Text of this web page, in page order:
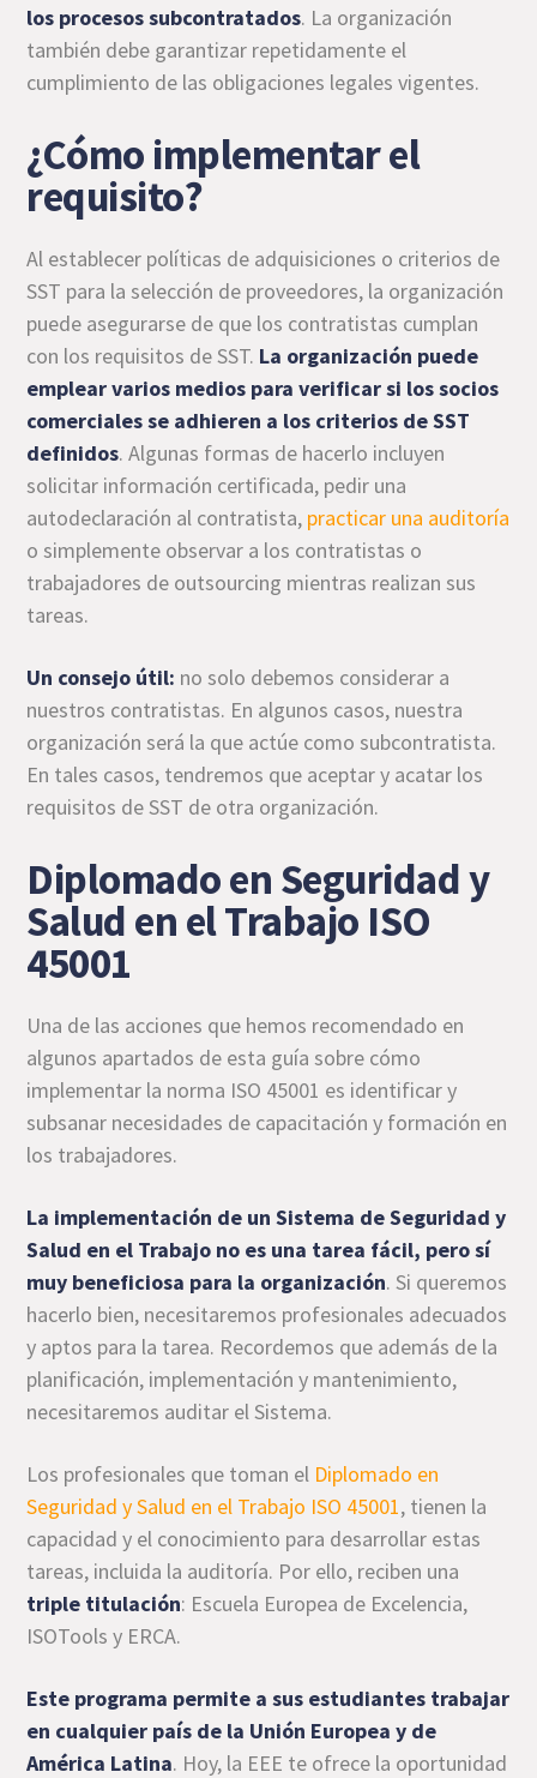
los procesos subcontratados. La organización
también debe garantizar repetidamente el
cumplimiento de las obligaciones legales vigentes.
¿Cómo implementar el
requisito?
Al establecer políticas de adquisiciones o criterios de
SST para la selección de proveedores, la organización
puede asegurarse de que los contratistas cumplan
con los requisitos de SST. La organización puede
emplear varios medios para verificar si los socios
comerciales se adhieren a los criterios de SST
definidos. Algunas formas de hacerlo incluyen
solicitar información certificada, pedir una
autodeclaración al contratista, practicar una auditoría
o simplemente observar a los contratistas o
trabajadores de outsourcing mientras realizan sus
tareas.
Un consejo útil: no solo debemos considerar a
nuestros contratistas. En algunos casos, nuestra
organización será la que actúe como subcontratista.
En tales casos, tendremos que aceptar y acatar los
requisitos de SST de otra organización.
Diplomado en Seguridad y
Salud en el Trabajo ISO
45001
Una de las acciones que hemos recomendado en
algunos apartados de esta guía sobre cómo
implementar la norma ISO 45001 es identificar y
subsanar necesidades de capacitación y formación en
los trabajadores.
La implementación de un Sistema de Seguridad y
Salud en el Trabajo no es una tarea fácil, pero sí
muy beneficiosa para la organización. Si queremos
hacerlo bien, necesitaremos profesionales adecuados
y aptos para la tarea. Recordemos que además de la
planificación, implementación y mantenimiento,
necesitaremos auditar el Sistema.
Los profesionales que toman el Diplomado en
Seguridad y Salud en el Trabajo ISO 45001, tienen la
capacidad y el conocimiento para desarrollar estas
tareas, incluida la auditoría. Por ello, reciben una
triple titulación: Escuela Europea de Excelencia,
ISOTools y ERCA.
Este programa permite a sus estudiantes trabajar
en cualquier país de la Unión Europea y de
América Latina. Hoy, la EEE te ofrece la oportunidad